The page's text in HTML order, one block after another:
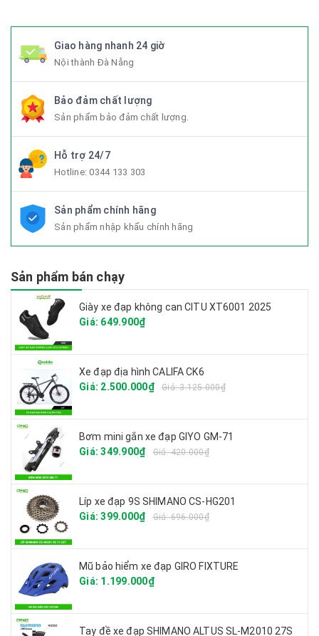
Giao hàng nhanh 24 giờ
Nội thành Đà Nẵng
Bảo đảm chất lượng
Sản phẩm bảo đảm chất lượng.
Hỗ trợ 24/7
Hotline:0344 133 303
Sản phẩm chính hãng
Sản phẩm nhập khẩu chính hãng
Sản phẩm bán chạy
Giày xe đạp không can CITU XT6001 2025
Giá: 649.900₫
Xe đạp địa hình CALIFA CK6
Giá: 2.500.000₫
Giá: 3.125.000₫
Bơm mini gắn xe đạp GIYO GM-71
Giá: 349.900₫
Giá: 420.000₫
Líp xe đạp 9S SHIMANO CS-HG201
Giá: 399.000₫
Giá: 696.000₫
Mũ bảo hiểm xe đạp GIRO FIXTURE
Giá: 1.199.000₫
Tay đề xe đạp SHIMANO ALTUS SL-M2010 27S